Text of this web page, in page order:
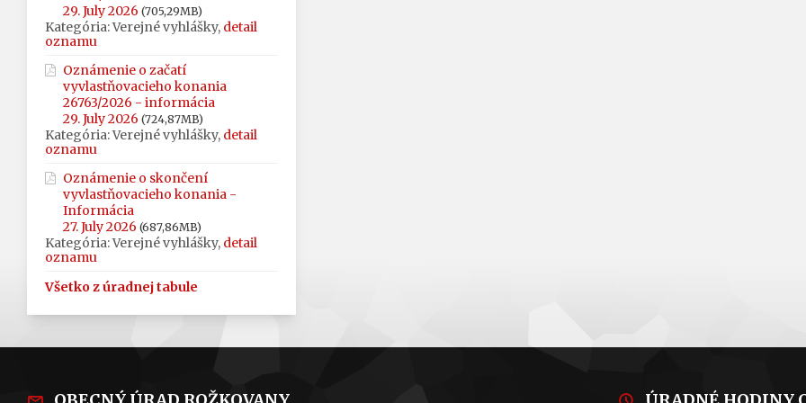
29. July 2026 (705,29MB)
Kategória: Verejné vyhlášky, detail
oznamu
Oznámenie o začatí
vyvlastňovacieho konania
26763/2026 - informácia
29. July 2026 (724,87MB)
Kategória: Verejné vyhlášky, detail
oznamu
Oznámenie o skončení
vyvlastňovacieho konania -
Informácia
27. July 2026 (687,86MB)
Kategória: Verejné vyhlášky, detail
oznamu
Všetko z úradnej tabule